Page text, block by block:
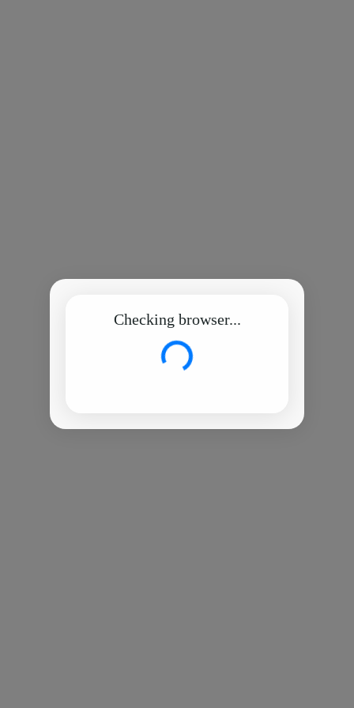
Checking browser...